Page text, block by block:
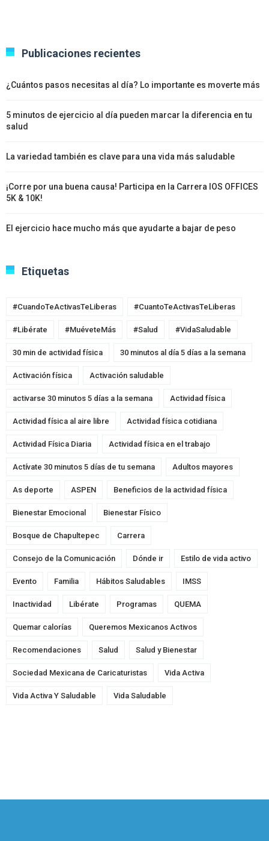
Publicaciones recientes
¿Cuántos pasos necesitas al día? Lo importante es moverte más
5 minutos de ejercicio al día pueden marcar la diferencia en tu
salud
La variedad también es clave para una vida más saludable
¡Corre por una buena causa! Participa en la Carrera IOS OFFICES
5K & 10K!
El ejercicio hace mucho más que ayudarte a bajar de peso
Etiquetas
#CuandoTeActivasTeLiberas #CuantoTeActivasTeLiberas
#Libérate #MuéveteMás #Salud #VidaSaludable
30 min de actividad física 30 minutos al día 5 días a la semana
Activación física Activación saludable
activarse 30 minutos 5 días a la semana Actividad física
Actividad física al aire libre Actividad física cotidiana
Actividad Física Diaria Actividad física en el trabajo
Actívate 30 minutos 5 días de tu semana Adultos mayores
As deporte ASPEN Beneficios de la actividad física
Bienestar Emocional Bienestar Físico
Bosque de Chapultepec Carrera
Consejo de la Comunicación Dónde ir Estilo de vida activo
Evento Familia Hábitos Saludables IMSS
Inactividad Libérate Programas QUEMA
Quemar calorías Queremos Mexicanos Activos
Recomendaciones Salud Salud y Bienestar
Sociedad Mexicana de Caricaturistas Vida Activa
Vida Activa Y Saludable Vida Saludable